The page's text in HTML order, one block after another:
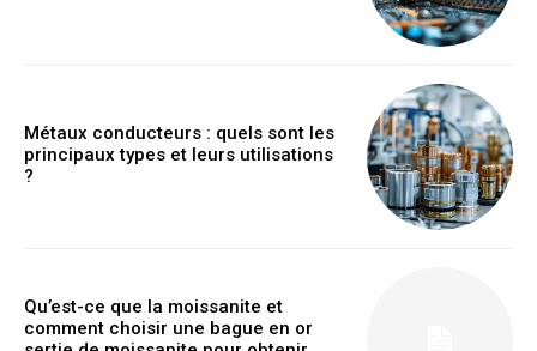
Métaux conducteurs : quels sont les
principaux types et leurs utilisations
?
Qu’est-ce que la moissanite et
comment choisir une bague en or